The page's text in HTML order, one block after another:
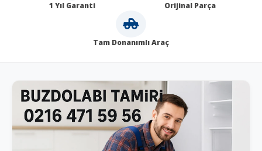
1 Yıl Garanti Orijinal Parça
Tam Donanımlı Araç